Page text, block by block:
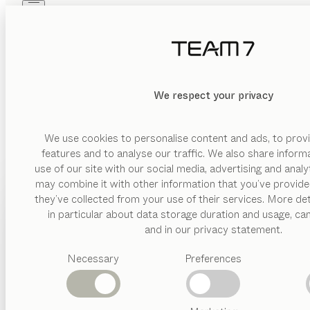
We respect your privacy
We use cookies to personalise content and ads, to
features and to analyse our traffic. We also share
use of our site with our social media, advertising and
may combine it with other information that you’ve
they’ve collected from your use of their services. More
in particular about data storage duration and usage,
and in our privacy statement.
Necessary
Preferences
Esstische
Küchen
Regale
Betten
PRODUKTE
ÜBER UNS
HÄNDLER
KÜCHE
Sebastian Desch
In der black line vereint sich die kühle Eleganz schwarzer
und die klare Linienführung verschmelzen zu einer
HÄNDLER FINDEN
HOLZARTEN